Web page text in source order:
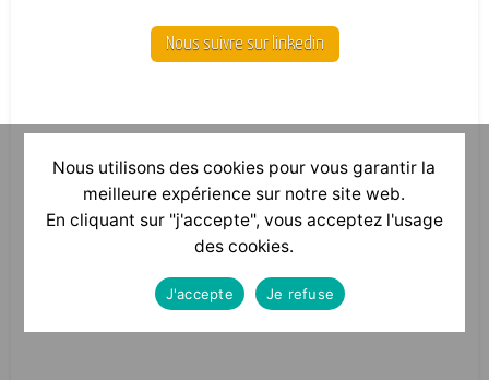
Nous suivre sur linkedin
Nous utilisons des cookies pour vous garantir la
meilleure expérience sur notre site web.
En cliquant sur "j'accepte", vous acceptez l'usage
des cookies.
J'accepte Je refuse